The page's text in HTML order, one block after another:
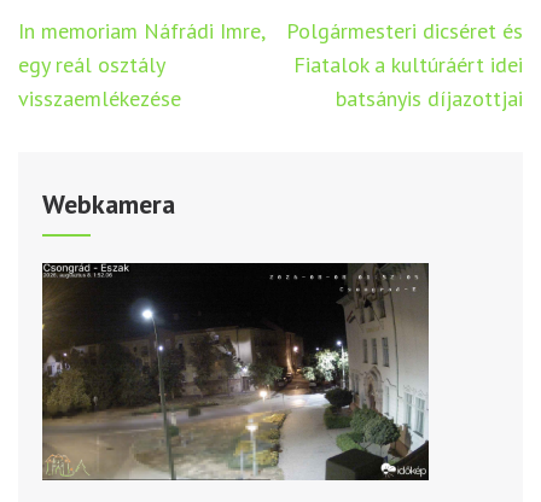
Bejegyzés
navigáció
In memoriam Náfrádi Imre,
egy reál osztály
visszaemlékezése
Polgármesteri dicséret és
Fiatalok a kultúráért idei
batsányis díjazottjai
Webkamera